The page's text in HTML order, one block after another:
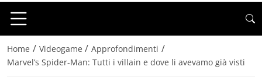
Home / Videogame / Approfondimenti /
Marvel’s Spider-Man: Tutti i villain e dove li avevamo già visti